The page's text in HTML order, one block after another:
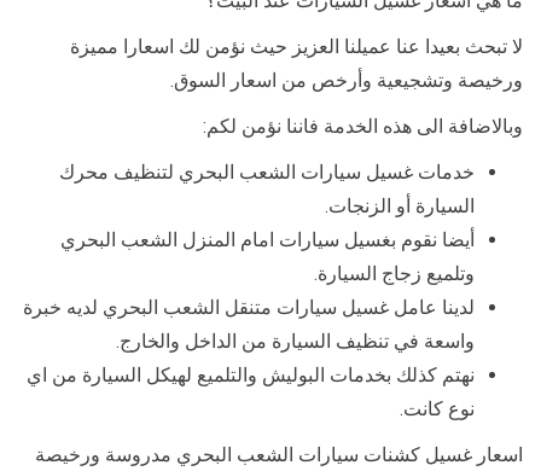
لا تبحث بعيدا عنا عميلنا العزيز حيث نؤمن لك اسعارا مميزة
ورخيصة وتشجيعية وأرخص من اسعار السوق.
وبالاضافة الى هذه الخدمة فاننا نؤمن لكم:
خدمات غسيل سيارات الشعب البحري لتنظيف محرك
السيارة أو الزنجات.
أيضا نقوم بغسيل سيارات امام المنزل الشعب البحري
وتلميع زجاج السيارة.
لدينا عامل غسيل سيارات متنقل الشعب البحري لديه خبرة
واسعة في تنظيف السيارة من الداخل والخارج.
نهتم كذلك بخدمات البوليش والتلميع لهيكل السيارة من اي
نوع كانت.
اسعار غسيل كشنات سيارات الشعب البحري مدروسة ورخيصة